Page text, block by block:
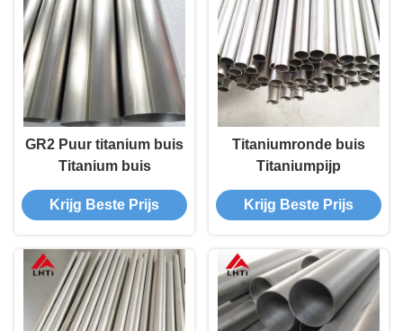
GR2 Puur titanium buis
Titanium buis
Krijg Beste Prijs
Titaniumronde buis
Titaniumpijp
Krijg Beste Prijs